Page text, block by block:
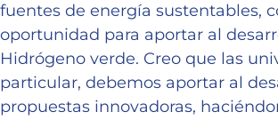
fuentes de energía sustentables,
oportunidad para aportar al
Hidrógeno verde. Creo que las
particular, debemos aportar al
propuestas innovadoras,